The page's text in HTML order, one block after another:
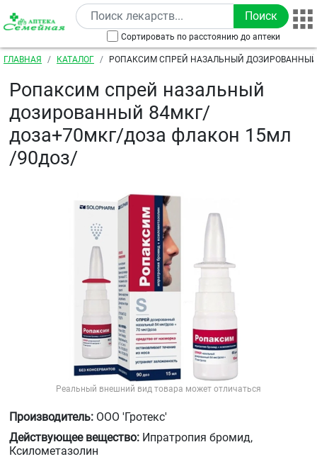
Перейти к основному содержанию
Сортировать по расстоянию до аптеки
Строка навигации
ГЛАВНАЯ КАТАЛОГ
РОПАКСИМ СПРЕЙ НАЗАЛЬНЫЙ
Ропаксим спрей назальный
дозированный 84мкг/
доза+70мкг/доза флакон 15мл
/90доз/
Реальный внешний вид товара может отличаться
Производитель: ООО 'Гротекс'
Действующее вещество: Ипратропия бромид,
Ксилометазолин